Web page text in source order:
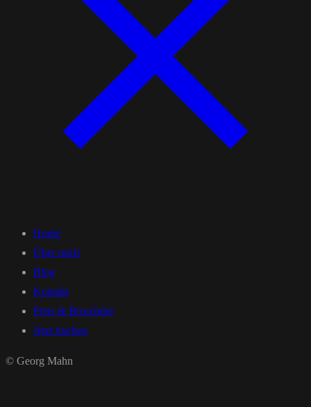
Home
Über mich
Blog
Kontakt
Preis & Broschüre
Jetzt buchen
© Georg Mahn